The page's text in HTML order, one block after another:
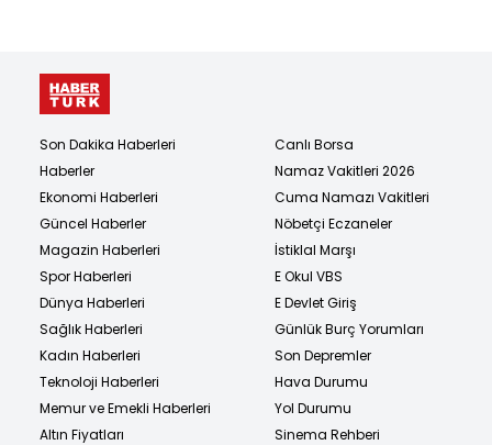
Son Dakika Haberleri
Haberler
Ekonomi Haberleri
Güncel Haberler
Magazin Haberleri
Spor Haberleri
Dünya Haberleri
Sağlık Haberleri
Kadın Haberleri
Teknoloji Haberleri
Memur ve Emekli Haberleri
Altın Fiyatları
Canlı Borsa
Namaz Vakitleri 2026
Cuma Namazı Vakitleri
Nöbetçi Eczaneler
İstiklal Marşı
E Okul VBS
E Devlet Giriş
Günlük Burç Yorumları
Son Depremler
Hava Durumu
Yol Durumu
Sinema Rehberi